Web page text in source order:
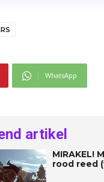
WhatsApp
artikel
MIRAKEL!
rood reed